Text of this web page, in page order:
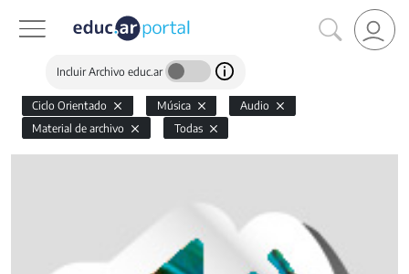
Incluir Archivo educ.ar
Ciclo Orientado Música
Audio
Material de archivo
Todas